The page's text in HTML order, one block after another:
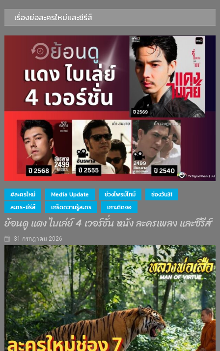
เรื่องย่อละครใหม่และซีรีส์
#ละครใหม่ Media Update ช่วงไพรม์ไทม์
ช่องวัน31
ละคร-ซีรีส์
เกร็ดความรู้ละคร เกาะติดจอ
ย้อนดู แดง ไบเล่ย์ 4 เวอร์ชั่น หนัง ละครเพลง และซีรีส์
31 กรกฎาคม 2026